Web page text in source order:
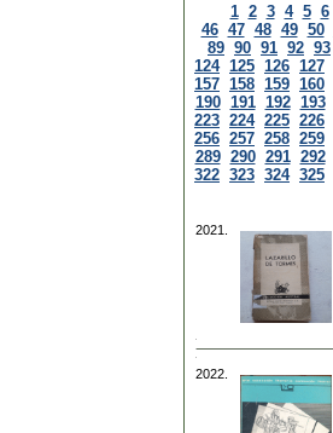
1 2 3 4 5 6
46 47 48 49 50
89 90 91 92 93
124 125 126 127
157 158 159 160
190 191 192 193
223 224 225 226
256 257 258 259
289 290 291 292
322 323 324 325
2021.
2022.